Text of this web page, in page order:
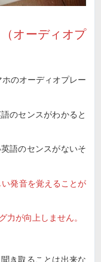
オーディオプ
のオーディオプレー
のセンスがわかると
語のセンスがないそ
発音を覚えることが
力が向上しません。
き取ることは出来な